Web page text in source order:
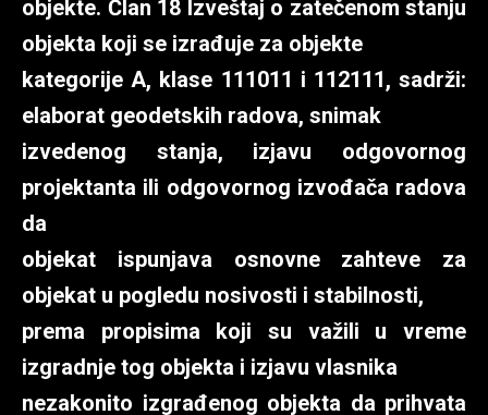
objekte. Član 18 Izveštaj o zatečenom stanju
objekta koji se izrađuje za objekte
kategorije A, klase 111011 i 112111, sadrži:
elaborat geodetskih radova, snimak
izvedenog stanja, izjavu odgovornog
projektanta ili odgovornog izvođača radova
da
objekat ispunjava osnovne zahteve za
objekat u pogledu nosivosti i stabilnosti,
prema propisima koji su važili u vreme
izgradnje tog objekta i izjavu vlasnika
nezakonito izgrađenog objekta da prihvata